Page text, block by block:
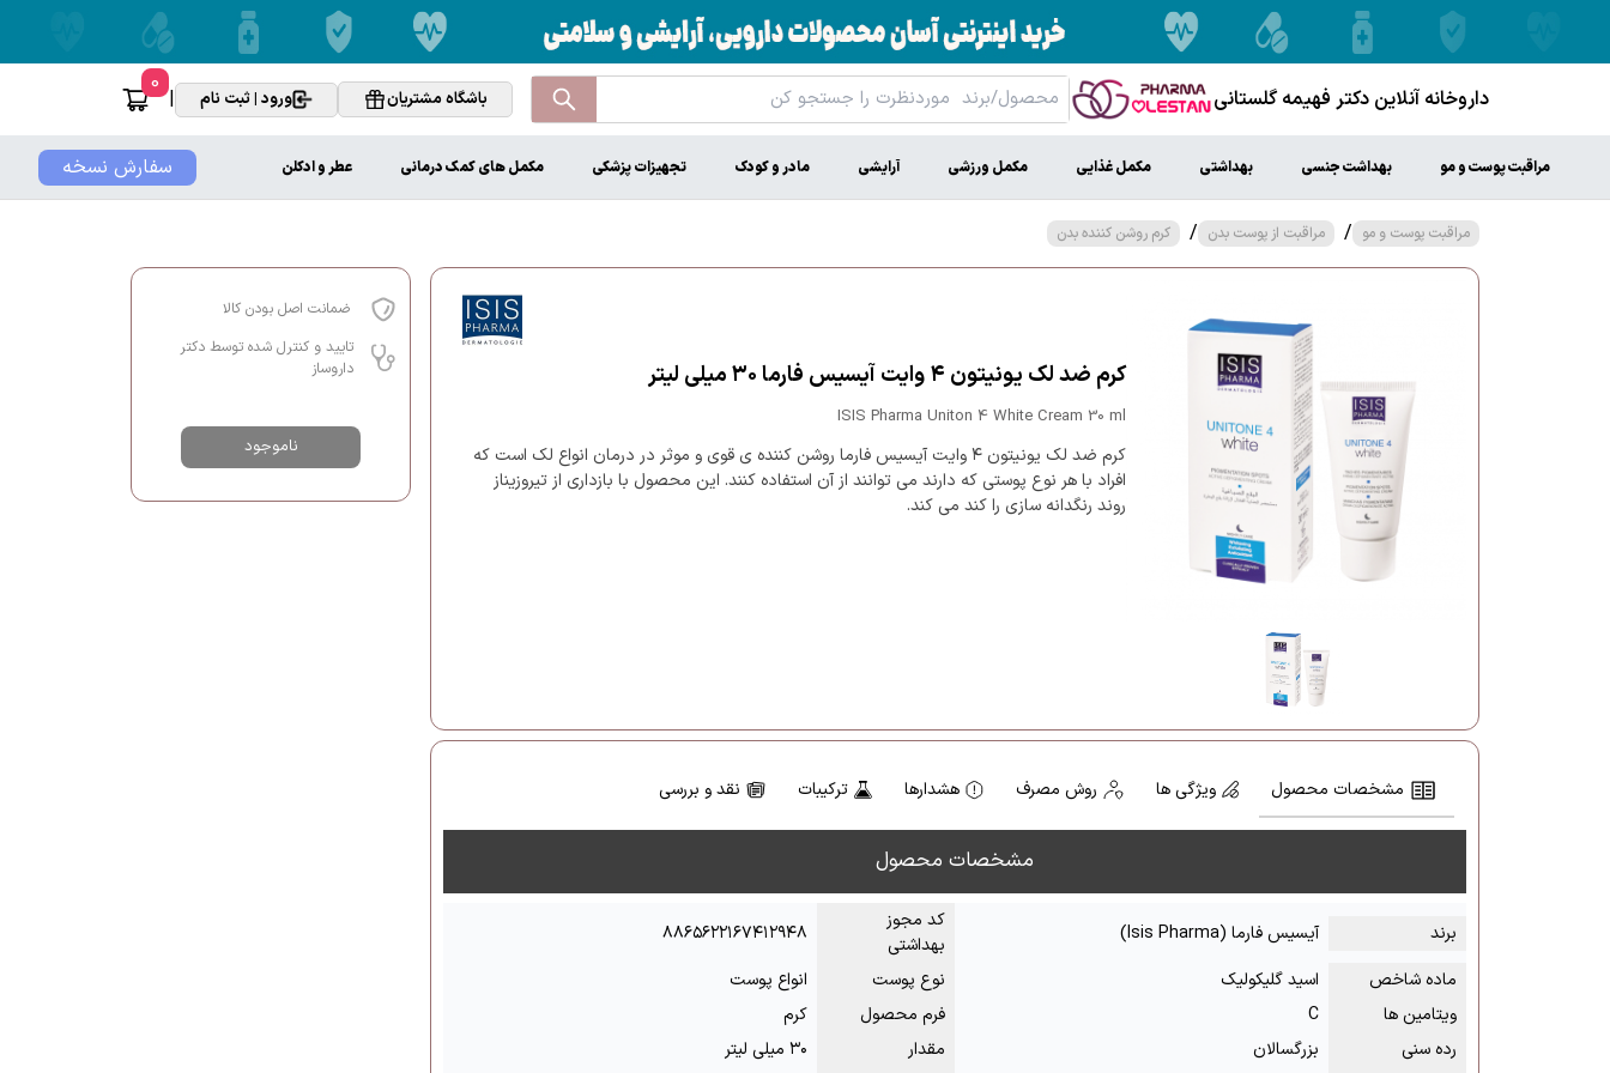
داروخانه آنلاین دکتر فهیمه گلستانی باشگاه مشتریان ورود | ثبت نام |
0
سفارش نسخه مراقبت پوست و مو بهداشت جنسی بهداشتی مکمل غذایی مکمل ورزشی آرایشی مادر و کودک تجهیزات پزشکی مکمل های کمک درمانی عطر و ادکلن
مراقبت پوست و مو / مراقبت از پوست بدن / کرم روشن کننده بدن
کرم ضد لک یونیتون ۴ وایت آیسیس فارما ۳۰ میلی لیتر
ISIS Pharma Uniton 4 White Cream 30 ml
کرم ضد لک یونیتون ۴ وایت آیسیس فارما روشن کننده ی قوی و موثر در درمان انواع لک است که
افراد با هر نوع پوستی که دارند می توانند از آن استفاده کنند. این محصول با بازداری از تیروزیناز
روند رنگدانه سازی را کند می کند.
مشخصات محصول ویژگی ها روش مصرف هشدارها ترکیبات نقد و بررسی
مشخصات محصول
برند آیسیس فارما (Isis Pharma)
کد مجوز
بهداشتی
۸۸۶۵۶۲۲۱۶۷۴۱۲۹۴۸
ماده شاخص
اسید گلیکولیک نوع پوست
انواع پوست
ویتامین ها
C فرم محصول
کرم
رده سنی
بزرگسالان مقدار
۳۰ میلی لیتر
ضمانت اصل بودن کالا
تایید و کنترل شده توسط دکتر
داروساز
ناموجود